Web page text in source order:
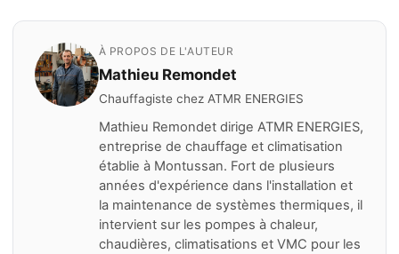
à tarif préférentiel.
entrant, coûte 3 500 € à 7 000 € mais réduit la facture
de chauffage de 15 à 25 %. ATMR ENERGIES
recommande le double flux pour les constructions
neuves ou rénovations globales performantes, le
simple flux restant pertinent en rénovation partielle.
À PROPOS DE L'AUTEUR
Mathieu Remondet
Chauffagiste chez ATMR ENERGIES
Mathieu Remondet dirige ATMR ENERGIES,
entreprise de chauffage et climatisation
établie à Montussan. Fort de plusieurs
années d'expérience dans l'installation et
la maintenance de systèmes thermiques, il
intervient sur les pompes à chaleur,
chaudières, climatisations et VMC pour les